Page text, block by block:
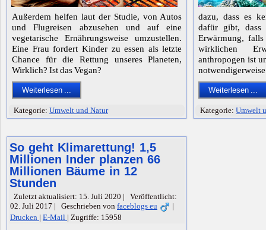
Außerdem helfen laut der Studie, von Autos
und Flugreisen abzusehen und auf eine
vegetarische Ernährungsweise umzustellen.
Eine Frau fordert Kinder zu essen als letzte
Chance für die Rettung unseres Planeten,
Wirklich? Ist das Vegan?
Weiterlesen ...
Kategorie: Umwelt und Natur
dazu, dass es
dafür gibt,
Erwärmung,
wirklichen
anthropogen ist
Weiterlesen ...
Kategorie:Umwelt
So geht Klimarettung! 1,5
Millionen Inder planzen 66
Millionen Bäume in 12
Stunden
Zuletzt aktualisiert: 15. Juli 2020 |
Veröffentlicht:
02. Juli 2017 | Geschrieben von faceblogs eu
|
Drucken | E-Mail | Zugriffe: 15958